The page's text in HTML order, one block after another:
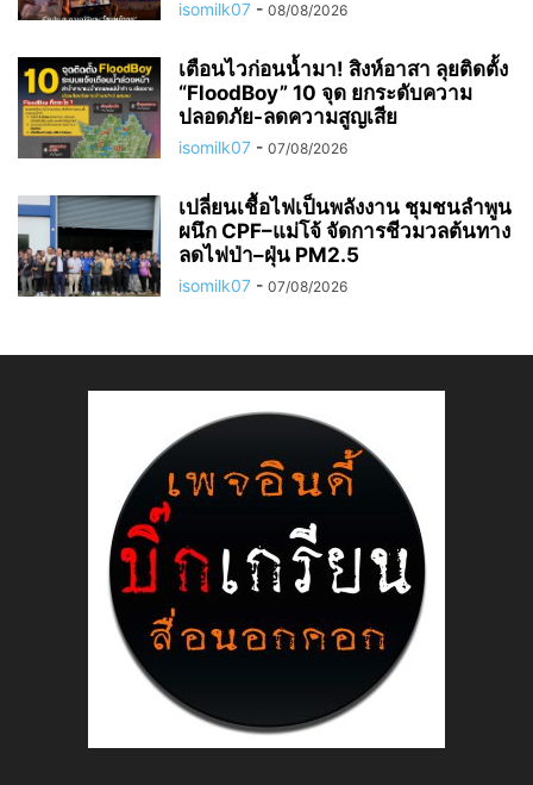
isomilk07 - 08/08/2026
เตือนไวก่อนน้ำมา! สิงห์อาสา ลุยติดตั้ง
“FloodBoy” 10 จุด ยกระดับความ
ปลอดภัย-ลดความสูญเสีย
isomilk07 - 07/08/2026
เปลี่ยนเชื้อไฟเป็นพลังงาน ชุมชนลำพูน
ผนึก CPF–แม่โจ้ จัดการชีวมวลต้นทาง
ลดไฟป่า–ฝุ่น PM2.5
isomilk07 - 07/08/2026